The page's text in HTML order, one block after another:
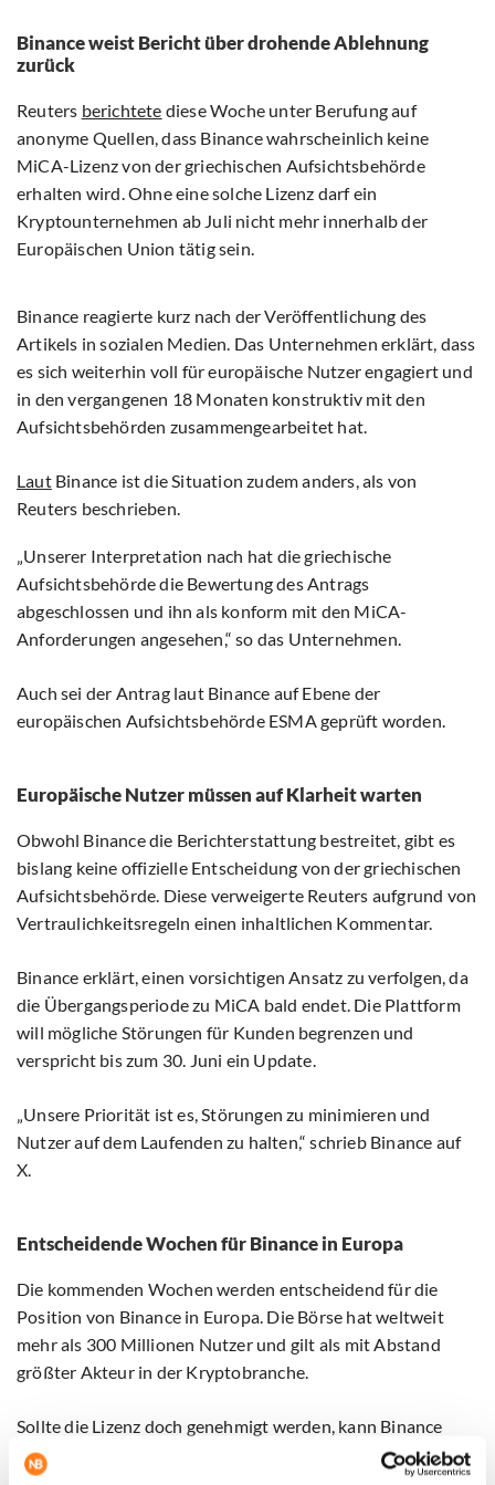
Binance weist Bericht über drohende Ablehnung
zurück
Reuters berichtete diese Woche unter Berufung auf
anonyme Quellen, dass Binance wahrscheinlich keine
MiCA-Lizenz von der griechischen Aufsichtsbehörde
erhalten wird. Ohne eine solche Lizenz darf ein
Kryptounternehmen ab Juli nicht mehr innerhalb der
Europäischen Union tätig sein.
Binance reagierte kurz nach der Veröffentlichung des
Artikels in sozialen Medien. Das Unternehmen erklärt, dass
es sich weiterhin voll für europäische Nutzer engagiert und
in den vergangenen 18 Monaten konstruktiv mit den
Aufsichtsbehörden zusammengearbeitet hat.
LautBinance ist die Situation zudem anders, als von
Reuters beschrieben.
„Unserer Interpretation nach hat die griechische
Aufsichtsbehörde die Bewertung des Antrags
abgeschlossen und ihn als konform mit den MiCA-
Anforderungen angesehen,“ so das Unternehmen.
Auch sei der Antrag laut Binance auf Ebene der
europäischen Aufsichtsbehörde ESMA geprüft worden.
Europäische Nutzer müssen auf Klarheit warten
Obwohl Binance die Berichterstattung bestreitet, gibt es
bislang keine offizielle Entscheidung von der griechischen
Aufsichtsbehörde. Diese verweigerte Reuters aufgrund von
Vertraulichkeitsregeln einen inhaltlichen Kommentar.
Binance erklärt, einen vorsichtigen Ansatz zu verfolgen, da
die Übergangsperiode zu MiCA bald endet. Die Plattform
will mögliche Störungen für Kunden begrenzen und
verspricht bis zum 30. Juni ein Update.
„Unsere Priorität ist es, Störungen zu minimieren und
Nutzer auf dem Laufenden zu halten,“ schrieb Binance auf
X.
Entscheidende Wochen für Binance in Europa
Die kommenden Wochen werden entscheidend für die
Position von Binance in Europa. Die Börse hat weltweit
mehr als 300 Millionen Nutzer und gilt als mit Abstand
größter Akteur in der Kryptobranche.
Sollte die Lizenz doch genehmigt werden, kann Binance
seine Dienste weiterhin in der gesamten Europäischen